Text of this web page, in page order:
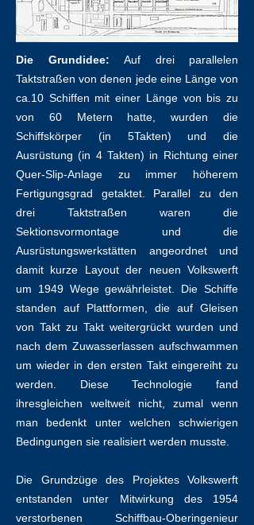
Die Grundidee: Auf drei parallelen
Taktstraßen von denen jede eine Länge von
ca.10 Schiffen mit einer Länge von bis zu
von 60 Metern hatte, wurden die
Schiffskörper (in 5Takten) und die
Ausrüstung (in 4 Takten) in Richtung einer
Quer-Slip-Anlage zu immer höherem
Fertigungsgrad getaktet. Parallel zu den
drei Taktstraßen waren die
Sektionsvormontage und die
Ausrüstungswerkstätten angeordnet und
damit kurze Layout der neuen Volkswerft
um 1949 Wege gewährleistet. Die Schiffe
standen auf Plattformen, die auf Gleisen
von Takt zu Takt weitergrückt wurden und
nach dem Zuwasserlassen aufschwammen
um wieder in den ersten Takt eingereiht zu
werden. Diese Technologie fand
ihresgleichen weltweit nicht, zumal wenn
man bedenkt unter welchen schwierigen
Bedingungen sie realisiert werden musste.
Die Grundzüge des Projektes Volkswerft
entstanden unter Mitwirkung des 1954
verstorbenen Schiffbau-Oberingenieur